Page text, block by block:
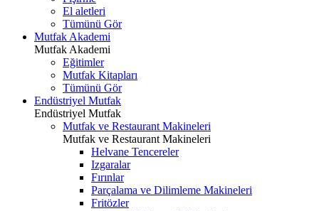
El aletleri
Tümünü Gör
Mutfak Akademi
Mutfak Akademi
Eğitimler
Mutfak Kitapları
Tümünü Gör
Endüstriyel Mutfak
Endüstriyel Mutfak
Mutfak ve Restaurant Makineleri
Mutfak ve Restaurant Makineleri
Helvane Tencereler
Izgaralar
Fırınlar
Parçalama ve Dilimleme Makineleri
Fritözler